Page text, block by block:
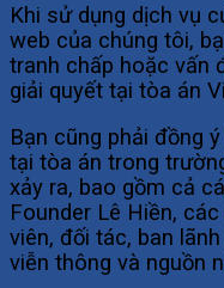
Khi sử dụng dịch vụ
web của chúng tôi,
tranh chấp hoặc vấn
giải quyết tại tòa án
Bạn cũng phải đồng
tại tòa án trong
xảy ra, bao gồm cả
Founder Lê Hiền,
viên, đối tác, ban
viễn thông và nguồn